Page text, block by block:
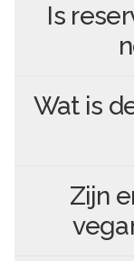
Is
Wat is
Zijn